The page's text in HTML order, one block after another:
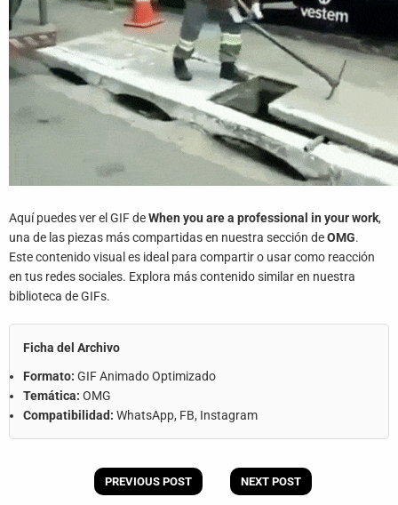
Política
De
Privacidad
Contáctanos
Aquí puedes ver el GIF deWhen you are a professional in your work,
una de las piezas más compartidas en nuestra sección deOMG.
Este contenido visual es ideal para compartir o usar como reacción
en tus redes sociales. Explora más contenido similar en nuestra
biblioteca de GIFs.
Ficha del Archivo
Formato: GIF Animado Optimizado
Temática: OMG
Compatibilidad: WhatsApp, FB, Instagram
PREVIOUS POST NEXT POST